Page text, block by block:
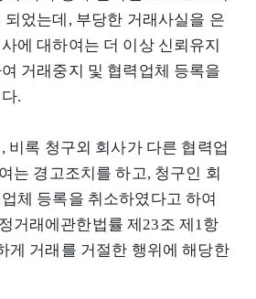
었는데, 부당한 거래사실을 은
에 대하여는 더 이상 신뢰유지
거래중지 및 협력업체 등록을
.
비록 청구외 회사가 다른 협력업
는 경고조치를 하고, 청구인 회
체 등록을 취소하였다고 하여
거래에관한법률 제23조 제1항
게 거래를 거절한 행위에 해당한